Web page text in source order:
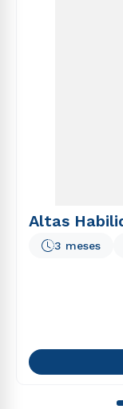
Altas
3 meses